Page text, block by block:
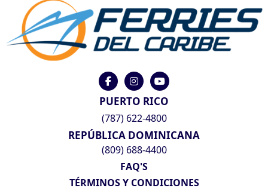
PUERTO RICO
(787) 622-4800
REPÚBLICA DOMINICANA
(809) 688-4400
FAQ'S
TÉRMINOS Y CONDICIONES